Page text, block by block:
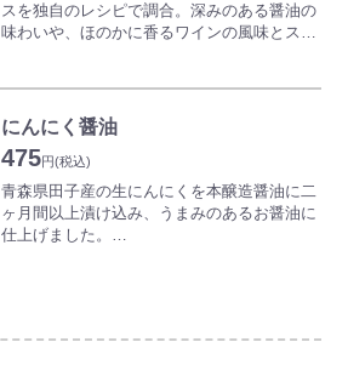
スを独自のレシピで調合。深みのある醤油の
味わいや、ほのかに香るワインの風味とスパ
※ワインパミスとは、ワインの醸造過程で使
用する葡萄を搾汁した後に残る果皮のことで
す。
にんにく醤油
475円(税込)
青森県田子産の生にんにくを本醸造醤油に二
ヶ月間以上漬け込み、うまみのあるお醤油に
仕上げました。